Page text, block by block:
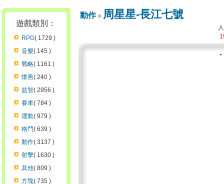
遊戲類別：
RPG( 1729 )
音樂( 145 )
戰略( 1161 )
懷舊( 240 )
益智( 2956 )
賽車( 784 )
運動( 979 )
格鬥( 639 )
動作( 3137 )
射擊( 1630 )
其他( 809 )
方塊( 735 )
動作 周星星-長江七號